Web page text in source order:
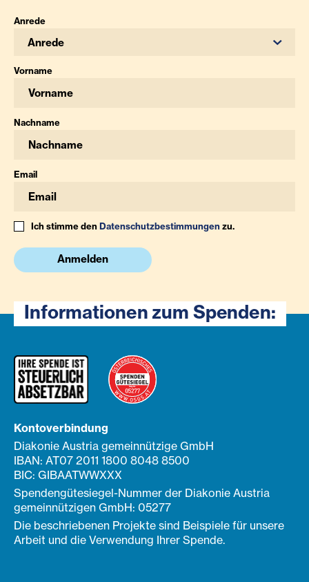
Anrede
Anrede
Vorname
Nachname
Email
Ich stimme denDatenschutzbestimmungenzu.
Anmelden
Informationen zum Spenden:
Kontoverbindung
Diakonie Austria gemeinnützige GmbH
IBAN: AT07 2011 1800 8048 8500
BIC: GIBAATWWXXX
Spendengütesiegel-Nummer der Diakonie Austria
gemeinnützigen GmbH: 05277
Die beschriebenen Projekte sind Beispiele für unsere
Arbeit und die Verwendung Ihrer Spende.